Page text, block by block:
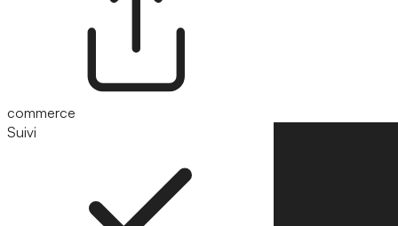
commerce
Suivi